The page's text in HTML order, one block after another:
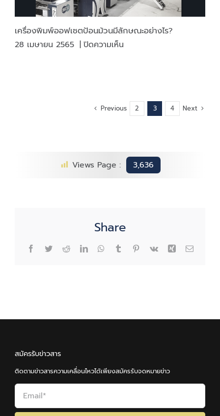
แสง
คือ
อะไร
เครื่องพิมพ์ออฟเซตป้อนม้วนมีลักษณะอย่างไร?
28 เมษายน 2565 | ปิดความเห็นบน
ม้วน
Previous 2 3 4 Next
Views Page : 3,636
Share
Facebook
TwitterRedditLinkedInWhatsApp
TumblrPinterest
Vk Xing Email
สมัครรับข่าวสาร
ติดตามข่าวสารความเคลื่อนไหวได้เพียงสมัครรับจดหมายข่าว